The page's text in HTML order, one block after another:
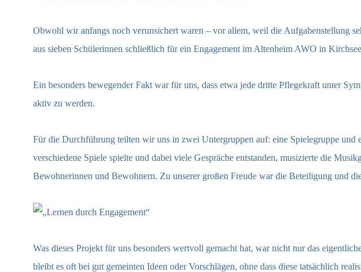
Obwohl wir anfangs noch verunsichert waren – vor allem, weil die Aufgabenstellung
aus sieben Schülerinnen schließlich für ein Engagement im Altenheim AWO in
Ein besonders bewegender Fakt war für uns, dass etwa jede dritte Pflegekraft unter
aktiv zu werden.
Für die Durchführung teilten wir uns in zwei Untergruppen auf: eine Spielegruppe
verschiedene Spiele spielte und dabei viele Gespräche entstanden, musizierte die
Bewohnerinnen und Bewohnern. Zu unserer großen Freude war die Beteiligung und
Was dieses Projekt für uns besonders wertvoll gemacht hat, war nicht nur das
bleibt es oft bei gut gemeinten Ideen oder Vorschlägen, ohne dass diese tatsächlich